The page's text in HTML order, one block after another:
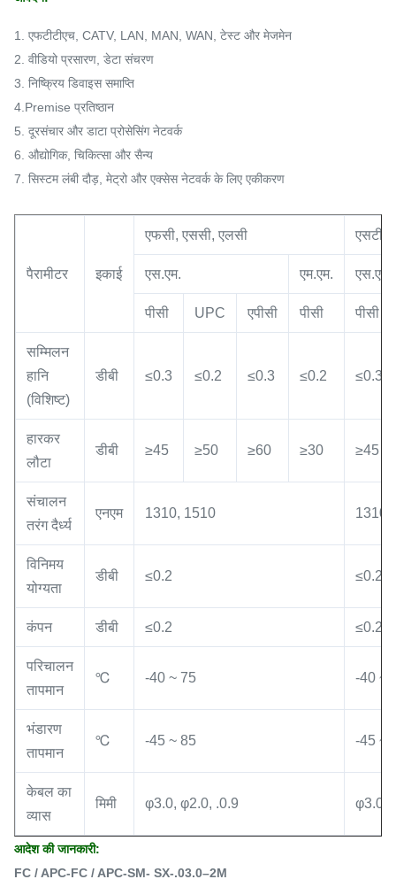
1. एफटीटीएच, CATV, LAN, MAN, WAN, टेस्ट और मेजमेन
2. वीडियो प्रसारण, डेटा संचरण
3. निष्क्रिय डिवाइस समाप्ति
4.Premise प्रतिष्ठान
5. दूरसंचार और डाटा प्रोसेसिंग नेटवर्क
6. औद्योगिक, चिकित्सा और सैन्य
7. सिस्टम लंबी दौड़, मेट्रो और एक्सेस नेटवर्क के लिए एकीकरण
पैरामीटर इकाई
एफसी, एससी, एलसी एसटी,
एस.एम. एम.एम. एस.एम.
पीसी UPC एपीसी पीसी पीसी
सम्मिलन
हानि
(विशिष्ट)
डीबी ≤0.3 ≤0.2 ≤0.3 ≤0.2 ≤0.3
हारकर
लौटा
डीबी ≥45 ≥50 ≥60 ≥30 ≥45
संचालन
तरंग दैर्ध्य
एनएम 1310, 1510 1310,
विनिमय
योग्यता
डीबी ≤0.2 ≤0.2
कंपन डीबी ≤0.2 ≤0.2
परिचालन
तापमान
℃ -40 ~ 75 -40 ~
भंडारण
तापमान
℃ -45 ~ 85 -45 ~
केबल का
व्यास
मिमी φ3.0, φ2.0, .0.9 φ3.0,
आदेश की जानकारी:
FC / APC-FC / APC-SM- SX-.03.0–2M